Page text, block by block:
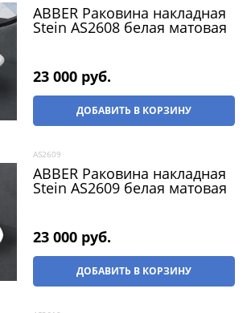
ABBER Раковина накладная
Stein AS2608 белая матовая
23 000 руб.
ДОБАВИТЬ В КОРЗИНУ
AS2609
ABBER Раковина накладная
Stein AS2609 белая матовая
23 000 руб.
ДОБАВИТЬ В КОРЗИНУ